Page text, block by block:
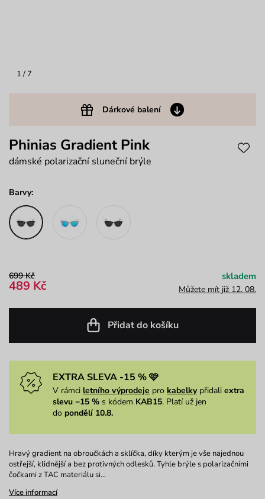
1 / 7
Dárkové balení
Phinias Gradient Pink
dámské polarizační sluneční brýle
Barvy:
699 Kč
489 Kč
skladem
Můžete mít již 12. 08.
Přidat do košíku
EXTRA SLEVA -15 % 🩷
V rámci letního výprodeje pro kabelkypřidali extra
slevu −15 % s kódem KAB15. Platí už jen
do pondělí 10.8.
Hravý gradient na obroučkách a sklíčka, díky kterým je vše najednou
ostřejší, klidnější a bez protivných odlesků. Tyhle brýle s polarizačními
čočkami z TAC materiálu si…
Více informací